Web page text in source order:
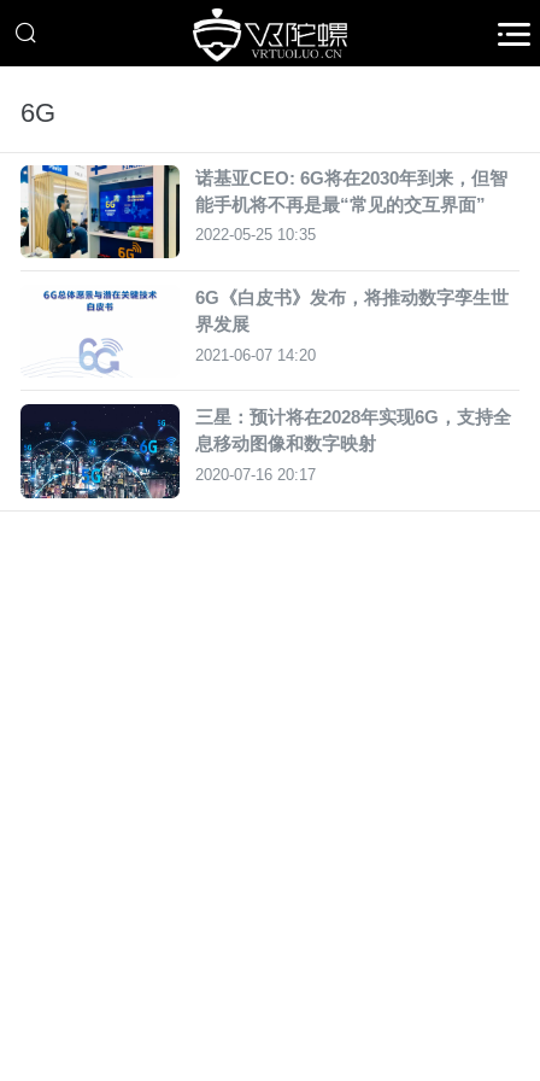
6G
诺基亚CEO: 6G将在2030年到来，但智
能手机将不再是最“常见的交互界面”
2022-05-25 10:35
6G《白皮书》发布，将推动数字孪生世
界发展
2021-06-07 14:20
三星：预计将在2028年实现6G，支持全
息移动图像和数字映射
2020-07-16 20:17